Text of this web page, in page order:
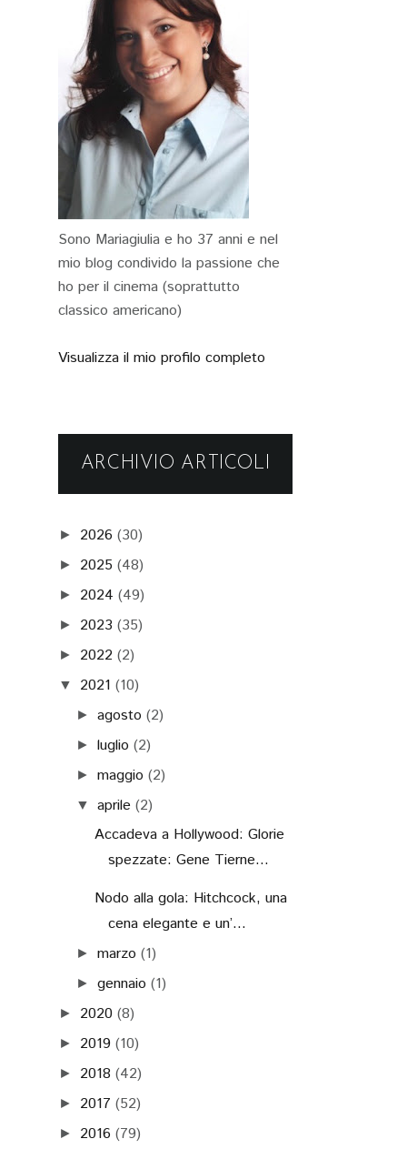
Sono Mariagiulia e ho 37 anni e nel
mio blog condivido la passione che
ho per il cinema (soprattutto
classico americano)
Visualizza il mio profilo completo
ARCHIVIO ARTICOLI
► 2026 (30)
► 2025 (48)
► 2024 (49)
► 2023 (35)
► 2022 (2)
▼ 2021 (10)
►agosto (2)
►luglio (2)
►maggio (2)
▼ aprile (2)
Accadeva a Hollywood: Glorie
spezzate: Gene Tierne...
Nodo alla gola: Hitchcock, una
cena elegante e un’...
►marzo (1)
►gennaio (1)
► 2020 (8)
► 2019 (10)
► 2018 (42)
► 2017 (52)
► 2016 (79)